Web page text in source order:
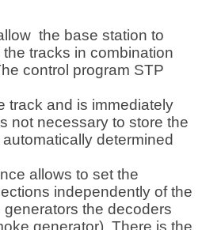
the base station to
tracks in combination
control program STP
track and is immediately
not necessary to store the
determined
allows to set the
independently of the
the decoders
generator). There is the